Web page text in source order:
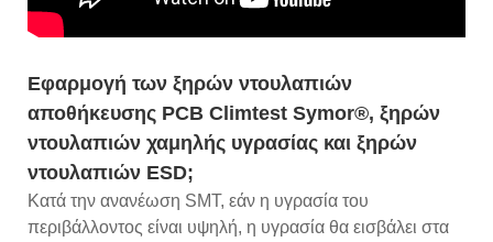
Εφαρμογή των ξηρών ντουλαπιών
αποθήκευσης PCB Climtest Symor®, ξηρών
ντουλαπιών χαμηλής υγρασίας και ξηρών
ντουλαπιών ESD;
Κατά την ανανέωση SMT, εάν η υγρασία του
περιβάλλοντος είναι υψηλή, η υγρασία θα εισβάλει στα